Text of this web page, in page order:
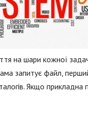
на шари кожної
запитує файл,
Якщо